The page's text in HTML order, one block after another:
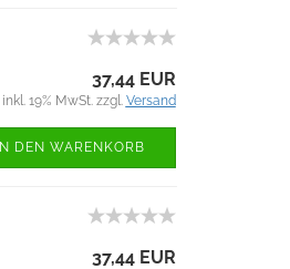
37,44 EUR
inkl. 19% MwSt. zzgl. Versand
IN DEN WARENKORB
37,44 EUR